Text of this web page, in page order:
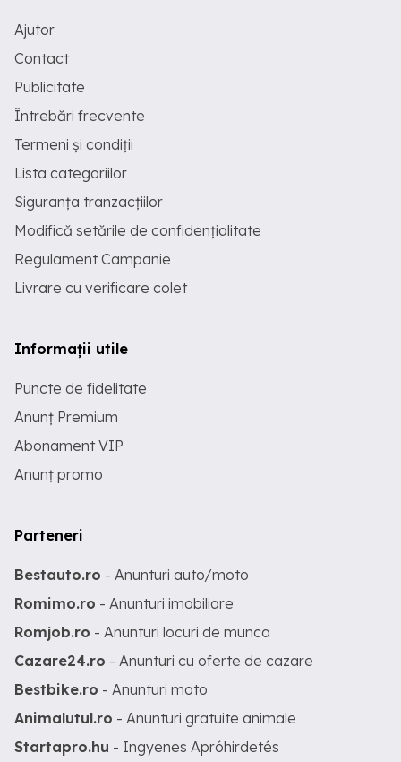
Ajutor
Contact
Publicitate
Întrebări frecvente
Termeni și condiții
Lista categoriilor
Siguranța tranzacțiilor
Modifică setările de confidențialitate
Regulament Campanie
Livrare cu verificare colet
Informații utile
Puncte de fidelitate
Anunț Premium
Abonament VIP
Anunț promo
Parteneri
Bestauto.ro - Anunturi auto/moto
Romimo.ro - Anunturi imobiliare
Romjob.ro - Anunturi locuri de munca
Cazare24.ro - Anunturi cu oferte de cazare
Bestbike.ro - Anunturi moto
Animalutul.ro - Anunturi gratuite animale
Startapro.hu - Ingyenes Apróhirdetés